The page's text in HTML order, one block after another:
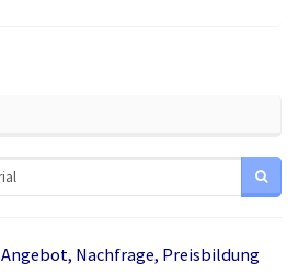
Angebot, Nachfrage, Preisbildung